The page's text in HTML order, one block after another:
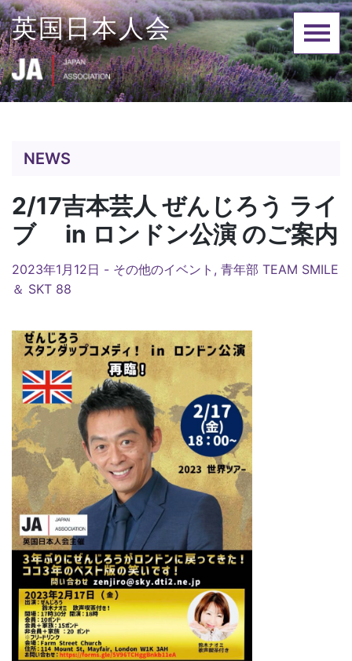
Skip
to
content
英国日本人会
NEWS
2/17吉本芸人 ぜんじろう ライ
ブ in ロンドン公演 のご案内
2023年1月12日 - その他のイベント , 青年部 TEAM SMILE
＆ SKT 88